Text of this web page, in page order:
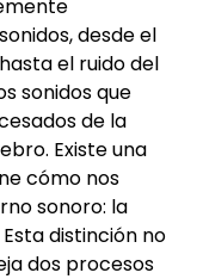
desde el
el ruido del
sonidos que
de la
Existe una
cómo nos
sonoro: la
distinción no
dos procesos